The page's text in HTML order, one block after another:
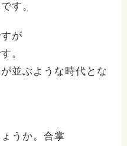
す。
が
。
並ぶような時代とな
うか。合掌